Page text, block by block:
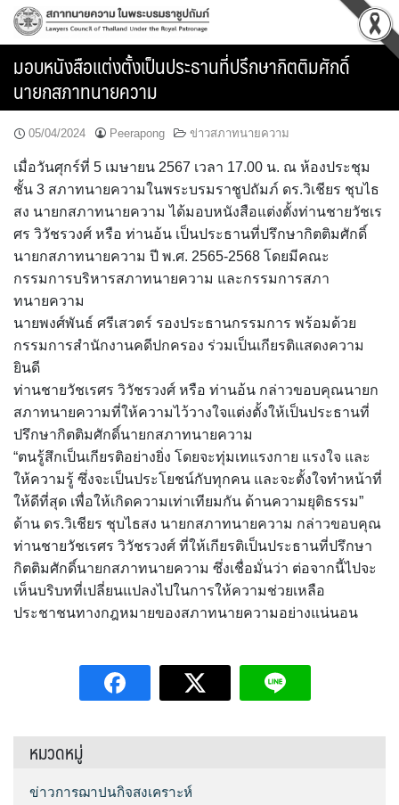
Skip
มอบหนังสือแต่งตั้งเป็นประธานที่ปรึกษากิตติมศักดิ์
นายกสภาทนายความ
05/04/2024 Peerapong ข่าวสภาทนายความ
เมื่อวันศุกร์ที่ 5 เมษายน 2567 เวลา 17.00 น. ณ ห้องประชุม
ชั้น 3 สภาทนายความในพระบรมราชูปถัมภ์ ดร.วิเชียร ชุบไธ
สง นายกสภาทนายความ ได้มอบหนังสือแต่งตั้งท่านชายวัชเร
ศร วิวัชรวงศ์ หรือ ท่านอ้น เป็นประธานที่ปรึกษากิตติมศักดิ์
นายกสภาทนายความ ปี พ.ศ. 2565-2568 โดยมีคณะ
กรรมการบริหารสภาทนายความ และกรรมการสภา
ทนายความ
นายพงศ์พันธ์ ศรีเสวตร์ รองประธานกรรมการ พร้อมด้วย
กรรมการสำนักงานคดีปกครอง ร่วมเป็นเกียรติแสดงความ
ยินดี
ท่านชายวัชเรศร วิวัชรวงศ์ หรือ ท่านอ้น กล่าวขอบคุณนายก
สภาทนายความที่ให้ความไว้วางใจแต่งตั้งให้เป็นประธานที่
ปรึกษากิตติมศักดิ์นายกสภาทนายความ
“ตนรู้สึกเป็นเกียรติอย่างยิ่ง โดยจะทุ่มเทแรงกาย แรงใจ และ
ให้ความรู้ ซึ่งจะเป็นประโยชน์กับทุกคน และจะตั้งใจทำหน้าที่
ให้ดีที่สุด เพื่อให้เกิดความเท่าเทียมกัน ด้านความยุติธรรม”
ด้าน ดร.วิเชียร ชุบไธสง นายกสภาทนายความ กล่าวขอบคุณ
ท่านชายวัชเรศร วิวัชรวงศ์ ที่ให้เกียรติเป็นประธานที่ปรึกษา
กิตติมศักดิ์นายกสภาทนายความ ซึ่งเชื่อมั่นว่า ต่อจากนี้ไปจะ
เห็นบริบทที่เปลี่ยนแปลงไปในการให้ความช่วยเหลือ
ประชาชนทางกฎหมายของสภาทนายความอย่างแน่นอน
หมวดหมู่
ข่าวการฌาปนกิจสงเคราะห์